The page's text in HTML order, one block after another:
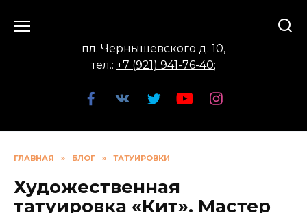
пл. Чернышевского д. 10,
тел.: +7 (921) 941-76-40;
ГЛАВНАЯ » БЛОГ » ТАТУИРОВКИ
Художественная
татуировка «Кит». Мастер